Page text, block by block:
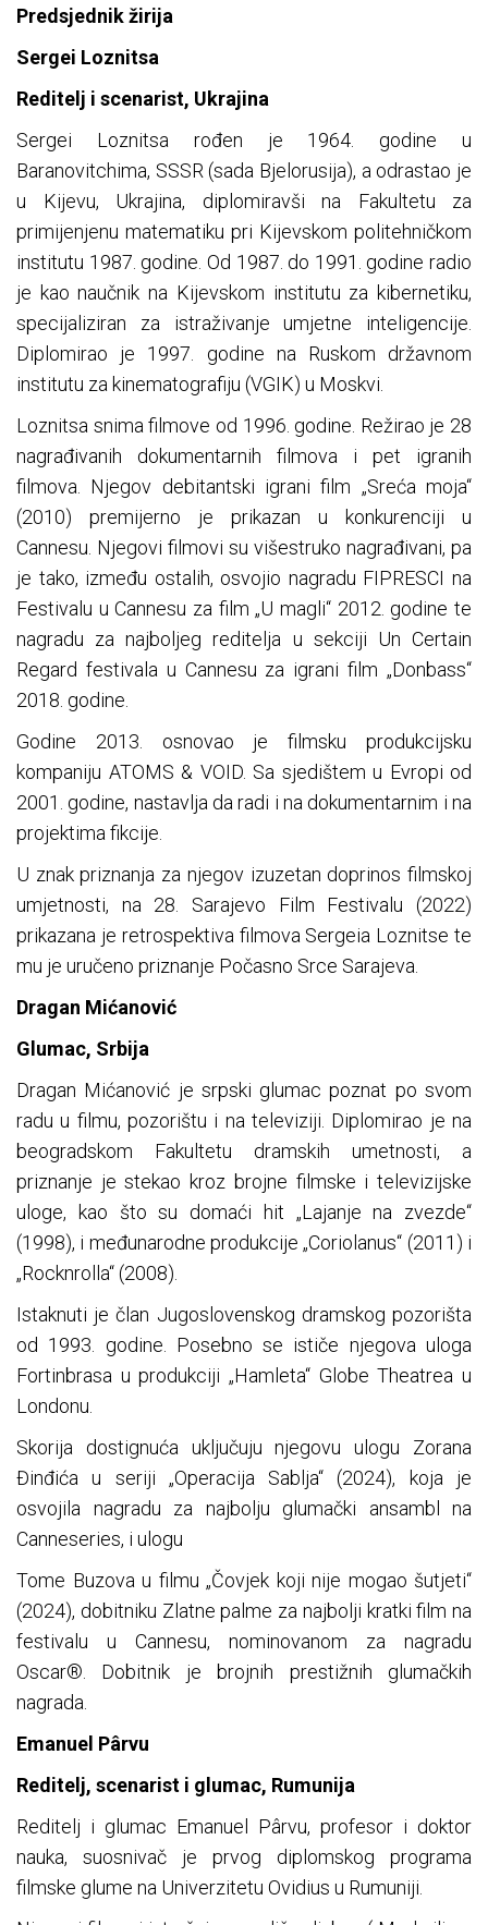
Predsjednik žirija
Sergei Loznitsa
Reditelj i scenarist, Ukrajina
Sergei Loznitsa rođen je 1964. godine u
Baranovitchima, SSSR (sada Bjelorusija), a odrastao je
u Kijevu, Ukrajina, diplomiravši na Fakultetu za
primijenjenu matematiku pri Kijevskom politehničkom
institutu 1987. godine. Od 1987. do 1991. godine radio
je kao naučnik na Kijevskom institutu za kibernetiku,
specijaliziran za istraživanje umjetne inteligencije.
Diplomirao je 1997. godine na Ruskom državnom
institutu za kinematografiju (VGIK) u Moskvi.
Loznitsa snima filmove od 1996. godine. Režirao je 28
nagrađivanih dokumentarnih filmova i pet igranih
filmova. Njegov debitantski igrani film „Sreća moja“
(2010) premijerno je prikazan u konkurenciji u
Cannesu. Njegovi filmovi su višestruko nagrađivani, pa
je tako, između ostalih, osvojio nagradu FIPRESCI na
Festivalu u Cannesu za film „U magli“ 2012. godine te
nagradu za najboljeg reditelja u sekciji Un Certain
Regard festivala u Cannesu za igrani film „Donbass“
2018. godine.
Godine 2013. osnovao je filmsku produkcijsku
kompaniju ATOMS & VOID. Sa sjedištem u Evropi od
2001. godine, nastavlja da radi i na dokumentarnim i na
projektima fikcije.
U znak priznanja za njegov izuzetan doprinos filmskoj
umjetnosti, na 28. Sarajevo Film Festivalu (2022)
prikazana je retrospektiva filmova Sergeia Loznitse te
mu je uručeno priznanje Počasno Srce Sarajeva.
Dragan Mićanović
Glumac, Srbija
Dragan Mićanović je srpski glumac poznat po svom
radu u filmu, pozorištu i na televiziji. Diplomirao je na
beogradskom Fakultetu dramskih umetnosti, a
priznanje je stekao kroz brojne filmske i televizijske
uloge, kao što su domaći hit „Lajanje na zvezde“
(1998), i međunarodne produkcije „Coriolanus“ (2011) i
„Rocknrolla“ (2008).
Istaknuti je član Jugoslovenskog dramskog pozorišta
od 1993. godine. Posebno se ističe njegova uloga
Fortinbrasa u produkciji „Hamleta“ Globe Theatrea u
Londonu.
Skorija dostignuća uključuju njegovu ulogu Zorana
Đinđića u seriji „Operacija Sablja“ (2024), koja je
osvojila nagradu za najbolju glumački ansambl na
Canneseries, i ulogu
Tome Buzova u filmu „Čovjek koji nije mogao šutjeti“
(2024), dobitniku Zlatne palme za najbolji kratki film na
festivalu u Cannesu, nominovanom za nagradu
Oscar®. Dobitnik je brojnih prestižnih glumačkih
nagrada.
Emanuel Pârvu
Reditelj, scenarist i glumac, Rumunija
Reditelj i glumac Emanuel Pârvu, profesor i doktor
nauka, suosnivač je prvog diplomskog programa
filmske glume na Univerzitetu Ovidius u Rumuniji.